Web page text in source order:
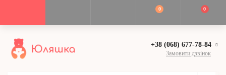
0 0
+38 (068) 677-78-84
Замовити дзвінок